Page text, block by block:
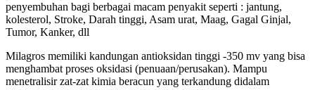
penyembuhan bagi berbagai macam penyakit seperti : jantung,
kolesterol, Stroke, Darah tinggi, Asam urat, Maag, Gagal Ginjal,
Tumor, Kanker, dll
Milagros memiliki kandungan antioksidan tinggi -350 mv yang bisa
menghambat proses oksidasi (penuaan/perusakan). Mampu
menetralisir zat-zat kimia beracun yang terkandung didalam